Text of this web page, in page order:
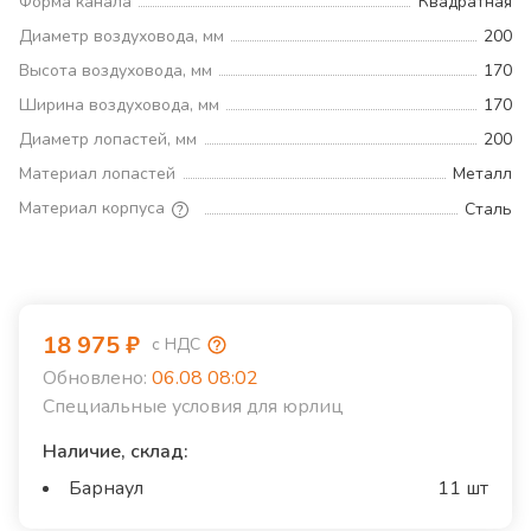
Диаметр воздуховода, мм
200
Высота воздуховода, мм
170
Ширина воздуховода, мм
170
Диаметр лопастей, мм
200
Материал лопастей
Металл
Материал корпуса
Сталь
18 975₽ с НДС
Обновлено: 06.08 08:02
Специальные условия для юрлиц
Наличие, склад:
Барнаул
11 шт